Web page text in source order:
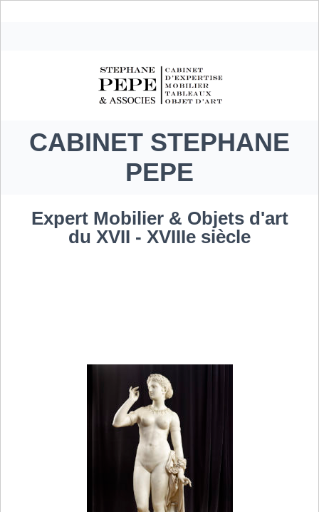
CABINET STEPHANE
PEPE
Expert Mobilier & Objets d'art
du XVII - XVIIIe siècle